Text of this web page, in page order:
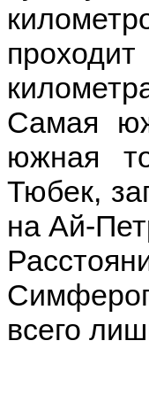
Самая
южная
Тюбек,
на Ай-
всего